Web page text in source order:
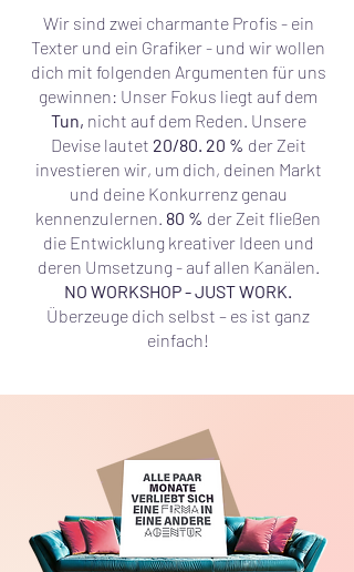
Wir sind zwei charmante Profis - ein
Texter und ein Grafiker - und wir wollen
dich mit folgenden Argumenten für uns
gewinnen: Unser Fokus liegt auf dem
Tun, nicht auf dem Reden. Unsere
Devise lautet 20/80. 20 % der Zeit
investieren wir, um dich, deinen Markt
und deine Konkurrenz genau
kennenzulernen. 80 % der Zeit fließen
die Entwicklung kreativer Ideen und
deren Umsetzung - auf allen Kanälen.
NO WORKSHOP - JUST WORK.
Überzeuge dich selbst – es ist ganz
einfach!